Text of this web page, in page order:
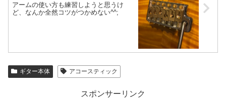
アームの使い方も練習しようと思うけ
ど、なんか全然コツがつかめない^^;
ギター本体 アコースティック
スポンサーリンク